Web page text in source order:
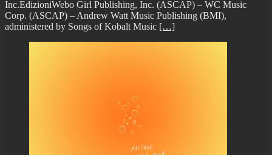
Inc.EdizioniWebo Girl Publishing, Inc. (ASCAP) – WC Music
Corp. (ASCAP) – Andrew Watt Music Publishing (BMI),
administered by Songs of Kobalt Music […]